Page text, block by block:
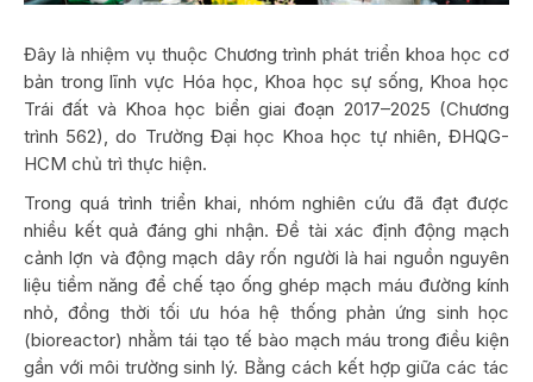
Đây là nhiệm vụ thuộc Chương trình phát triển khoa học cơ
bản trong lĩnh vực Hóa học, Khoa học sự sống, Khoa học
Trái đất và Khoa học biển giai đoạn 2017–2025 (Chương
trình 562), do Trường Đại học Khoa học tự nhiên, ĐHQG-
HCM chủ trì thực hiện.
Trong quá trình triển khai, nhóm nghiên cứu đã đạt được
nhiều kết quả đáng ghi nhận. Đề tài xác định động mạch
cảnh lợn và động mạch dây rốn người là hai nguồn nguyên
liệu tiềm năng để chế tạo ống ghép mạch máu đường kính
nhỏ, đồng thời tối ưu hóa hệ thống phản ứng sinh học
(bioreactor) nhằm tái tạo tế bào mạch máu trong điều kiện
gần với môi trường sinh lý. Bằng cách kết hợp giữa các tác